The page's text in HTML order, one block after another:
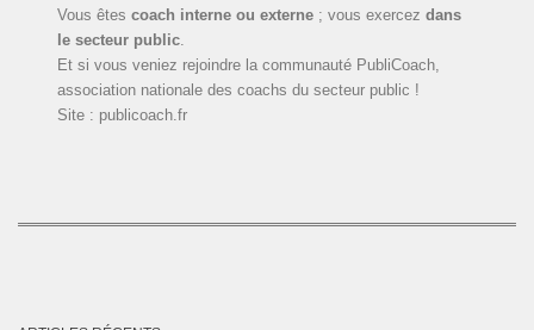
Vous êtescoach interne ou externe ; vous exercezdans
le secteur public
Et si vous veniez rejoindre la communauté PubliCoach,
association nationale des coachs du secteur public !
Site : publicoach.fr